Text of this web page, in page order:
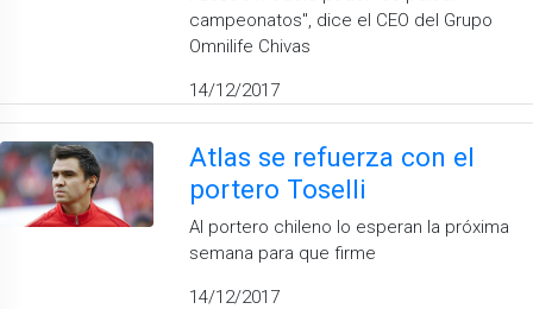
campeonatos", dice el CEO del Grupo
Omnilife Chivas
14/12/2017
Atlas se refuerza con el
portero Toselli
Al portero chileno lo esperan la próxima
semana para que firme
14/12/2017